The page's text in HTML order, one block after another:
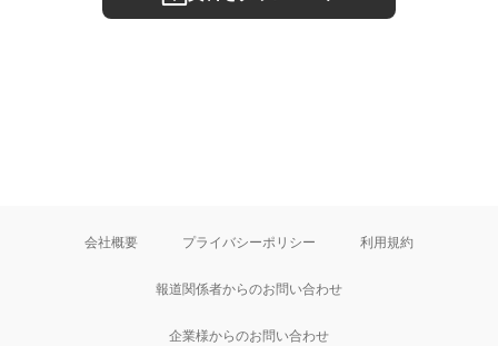
会社概要 プライバシーポリシー 利用規約
報道関係者からのお問い合わせ
企業様からのお問い合わせ